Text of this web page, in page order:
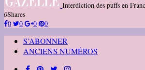
Interdiction des puffs en
0Shares
0
0 0 0
S’ABONNER
ANCIENS NUMÉROS